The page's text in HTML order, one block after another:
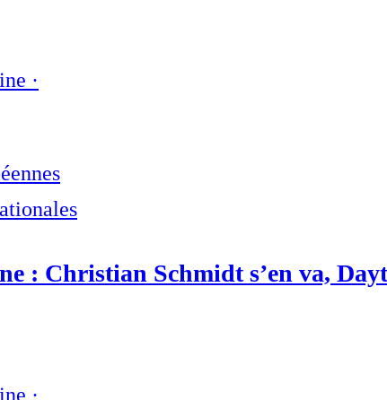
·
: Christian Schmidt s’en va,
·